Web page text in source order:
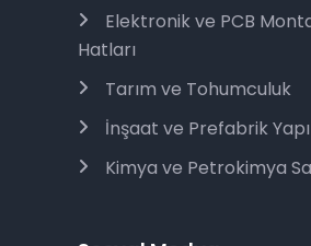
Elektronik ve PCB
Hatları
Tarım ve Tohumculuk
İnşaat ve Prefabrik Yapı
Kimya ve Petrokimya